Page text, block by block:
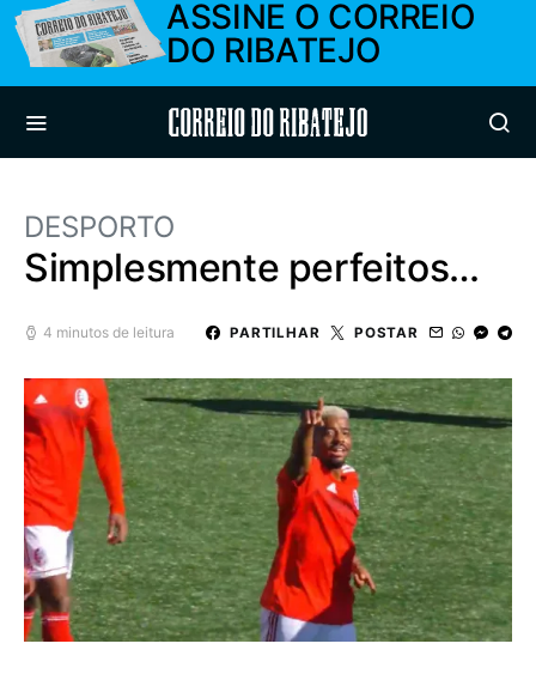
ASSINE O CORREIO
DO RIBATEJO
Correio do Ribatejo
DESPORTO
Simplesmente perfeitos…
4 minutos de leitura PARTILHAR POSTAR